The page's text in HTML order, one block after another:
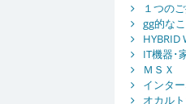
１つの
gg的な
HYBRID
IT機器･
ＭＳＸ
インタ
オカル